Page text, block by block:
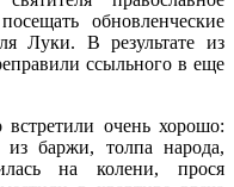
обновленческие
Луки. В результате из
ссыльного в еще
очень хорошо:
баржи, толпа народа,
на колени, прося